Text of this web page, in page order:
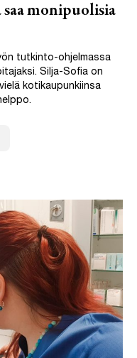
monipuolisia
tutkinto-ohjelmassa
Silja-Sofia on
kotikaupunkiinsa